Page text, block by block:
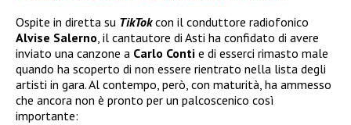
Ospite in diretta su TikTokcon il conduttore radiofonico
Alvise Salerno, il cantautore di Asti ha confidato di avere
inviato una canzone a Carlo Conti e di esserci rimasto male
quando ha scoperto di non essere rientrato nella lista degli
artisti in gara. Al contempo, però, con maturità, ha ammesso
che ancora non è pronto per un palcoscenico così
importante: